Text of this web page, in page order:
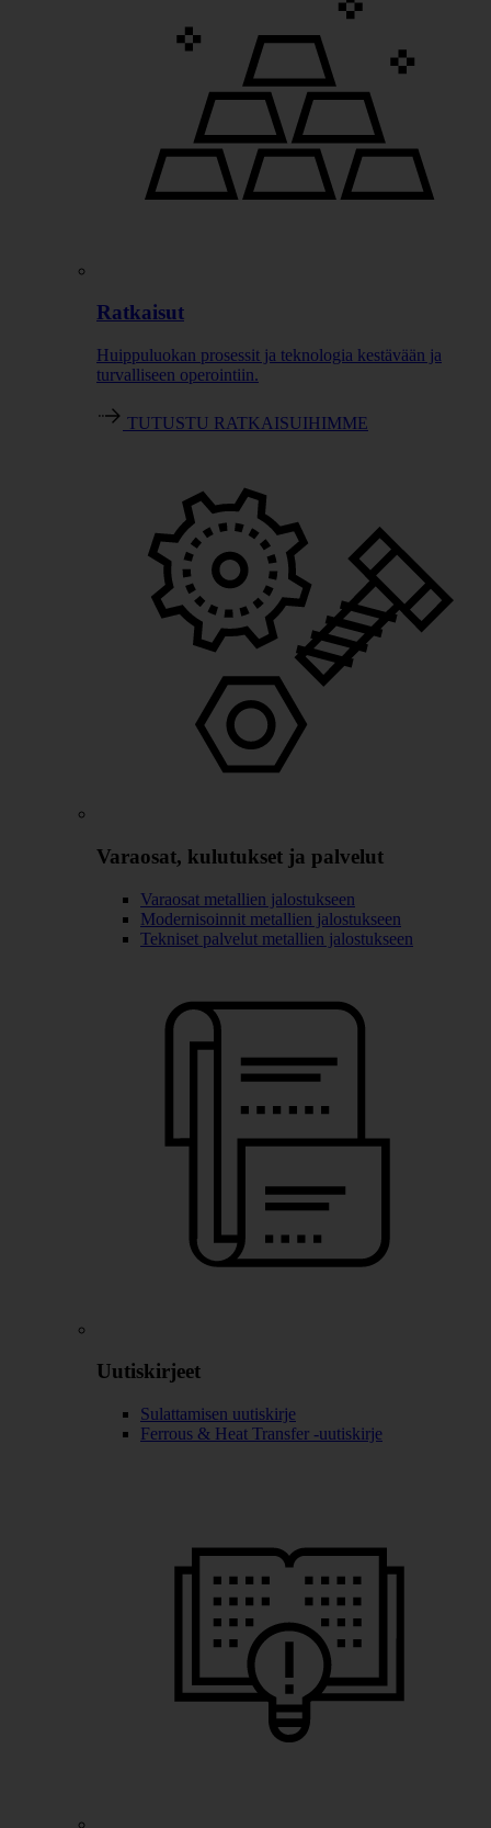
Ratkaisut
Huippuluokan prosessit ja teknologia kestävään ja
turvalliseen operointiin.
TUTUSTU RATKAISUIHIMME
Varaosat, kulutukset ja palvelut
Varaosat metallien jalostukseen
Modernisoinnit metallien jalostukseen
Tekniset palvelut metallien jalostukseen
Uutiskirjeet
Sulattamisen uutiskirje
Ferrous & Heat Transfer -uutiskirje